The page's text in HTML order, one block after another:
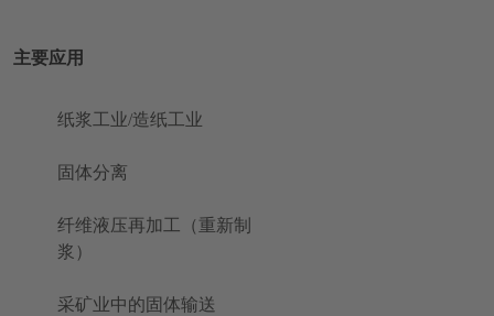
主要应用
纸浆工业/造纸工业
固体分离
纤维液压再加工（重新制
浆）
采矿业中的固体输送